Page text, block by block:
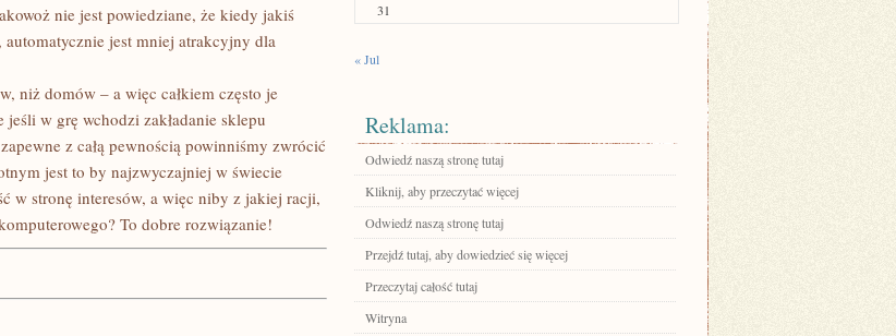
nie jest powiedziane, że kiedy jakiś
jest mniej atrakcyjny dla
niż domów – a więc całkiem często je
w grę wchodzi zakładanie sklepu
z całą pewnością powinniśmy zwrócić
jest to by najzwyczajniej w świecie
w stronę interesów, a więc niby z jakiej racji,
To dobre rozwiązanie!
31
« Jul
Reklama:
Odwiedź naszą stronę tutaj
Kliknij, aby przeczytać więcej
Odwiedź naszą stronę tutaj
Przejdź tutaj, aby dowiedzieć się więcej
Przeczytaj całość tutaj
Witryna